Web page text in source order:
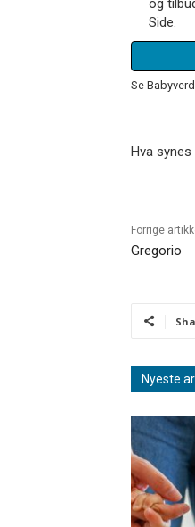
Side.
Se
Hva
Forrige
Gregorio
Nyeste